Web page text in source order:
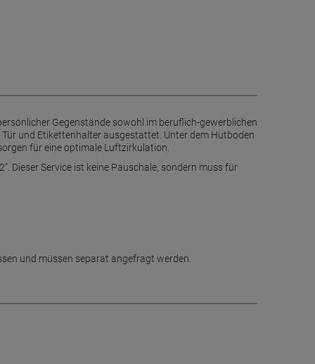
Gegenstände sowohl im beruflich-gewerblichen
und Etikettenhalter ausgestattet. Unter dem Hutboden
für eine optimale Luftzirkulation.
Dieser Service ist keine Pauschale, sondern muss für
und müssen separat angefragt werden.